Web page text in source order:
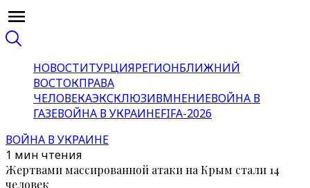
НОВОСТИТУРЦИЯРЕГИОНБЛИЖНИЙ
ВОСТОКПРАВА
ЧЕЛОВЕКАЭКСКЛЮЗИВМНЕНИЕВОЙНА В
ГАЗЕВОЙНА В УКРАИНЕFIFA-2026
ВОЙНА В УКРАИНЕ
1 мин чтения
Жертвами массированной атаки на Крым стали 14
человек